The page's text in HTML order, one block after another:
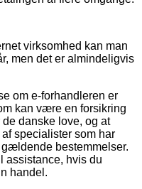
virksomhed kan man
men det er almindeligvis
om e-forhandleren er
kan være en forsikring
danske love, og at
specialister som har
bestemmelser.
assistance, hvis du
handel.